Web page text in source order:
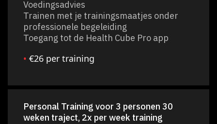
Voedingsadvies
Trainen met je trainingsmaatjes onder
professionele begeleiding
Toegang tot de Health Cube Pro app
• €26 per training
Personal Training voor 3 personen 30
weken traject, 2x per week training